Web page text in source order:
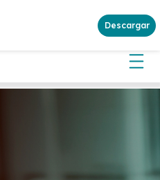
Descargar
Genera rentabilidad con un
Depósito